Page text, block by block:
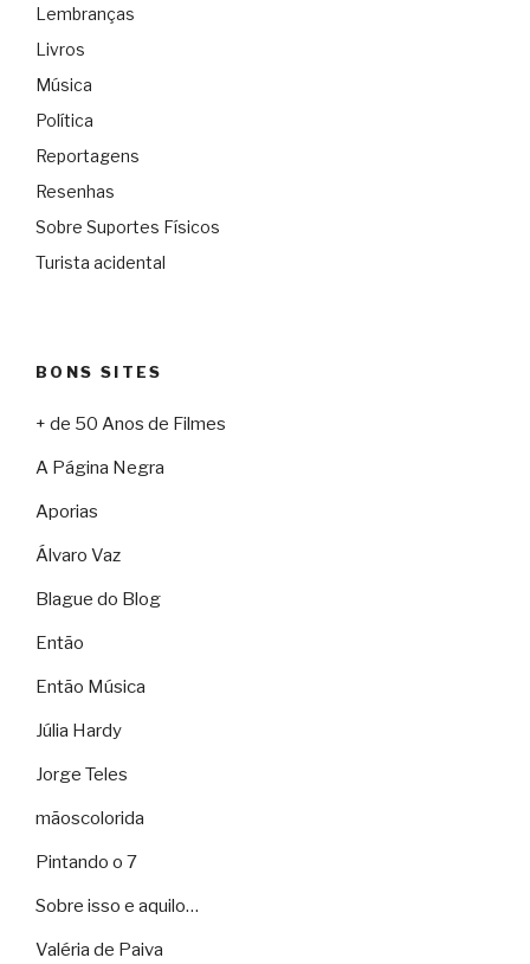
Lembranças
Livros
Música
Política
Reportagens
Resenhas
Sobre Suportes Físicos
Turista acidental
BONS SITES
+ de 50 Anos de Filmes
A Página Negra
Aporias
Álvaro Vaz
Blague do Blog
Então
Então Música
Júlia Hardy
Jorge Teles
mãoscolorida
Pintando o 7
Sobre isso e aquilo…
Valéria de Paiva